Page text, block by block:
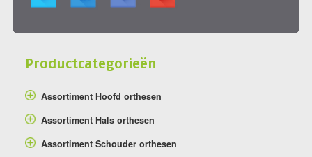
Productcategorieën
Assortiment Hoofd orthesen
Assortiment Hals orthesen
Assortiment Schouder orthesen